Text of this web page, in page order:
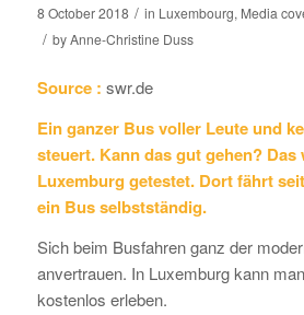
8 October 2018 / in Luxembourg, Media
/ byAnne-Christine Duss
Source : swr.de
Ein ganzer Bus voller Leute und
steuert. Kann das gut gehen? Das
Luxemburg getestet. Dort fährt
ein Bus selbstständig.
Sich beim Busfahren ganz der
anvertrauen. In Luxemburg kann
kostenlos erleben.